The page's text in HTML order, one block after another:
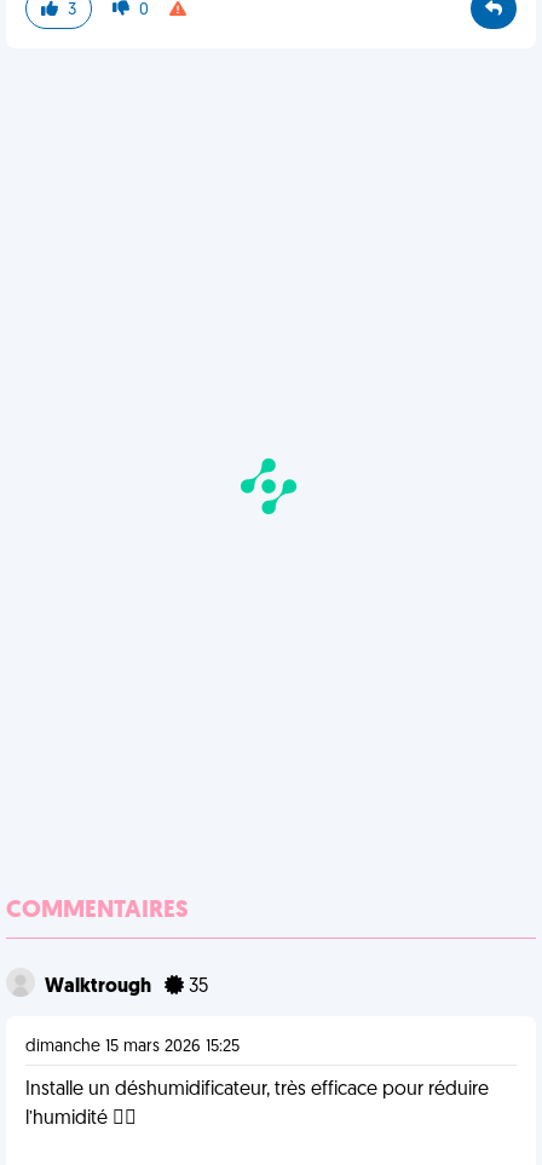
3 0
COMMENTAIRES
Walktrough 35
dimanche 15 mars 2026 15:25
Installe un déshumidificateur, très efficace pour réduire
l’humidité 👍🏻